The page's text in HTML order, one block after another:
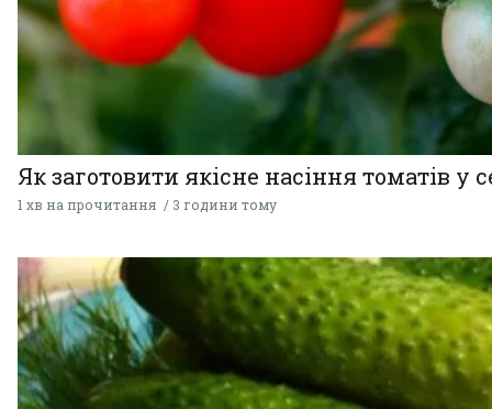
Як заготовити якісне насіння томатів у
1 хв на прочитання 3 години тому